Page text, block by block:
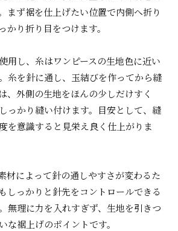
まず裾を仕上げたい位置で内側へ折り
かり折り目をつけます。
用し、糸はワンピースの生地色に近い
糸を針に通し、玉結びを作ってから縫
、外側の生地をほんの少しだけすく
っかり縫い付けます。目安として、縫
を意識すると見栄え良く仕上がりま
材によって針の通しやすさが変わるた
しっかりと針先をコントロールできる
無理に力を入れすぎず、生地を引きつ
な裾上げのポイントです。